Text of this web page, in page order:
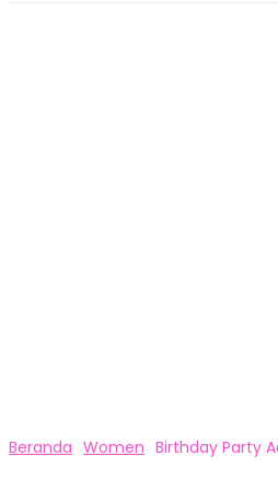
Beranda Women Birthday Party